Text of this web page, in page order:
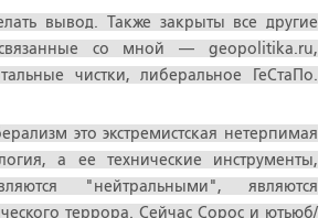
вывод. Также закрыты все другие
со мной — geopolitika.ru,
чистки, либеральное ГеСтаПо.
это экстремистская нетерпимая
а ее технические инструменты,
"нейтральными", являются
террора. Сейчас Сорос и ютьюб/